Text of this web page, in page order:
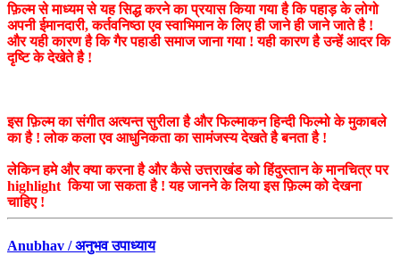
फ़िल्म से माध्यम से यह सिद्ध करने का प्रयास किया गया है कि पहाड़ के लोगो
अपनी ईमानदारी, कर्तवनिष्ठा एव स्वाभिमान के लिए ही जाने ही जाने जाते है !
और यही कारण है कि गैर पहाडी समाज जाना गया ! यही कारण है उन्हें आदर कि
दृष्टि के देखेते है !
इस फ़िल्म का संगीत अत्यन्त सुरीला है और फिल्माकन हिन्दी फिल्मो के मुकाबले
का है ! लोक कला एव आधुनिकता का सामंजस्य देखते है बनता है !
लेकिन हमे और क्या करना है और कैसे उत्तराखंड को हिंदुस्तान के मानचित्र पर
highlight किया जा सकता है ! यह जानने के लिया इस फ़िल्म को देखना
चाहिए !
Anubhav / अनुभव उपाध्याय